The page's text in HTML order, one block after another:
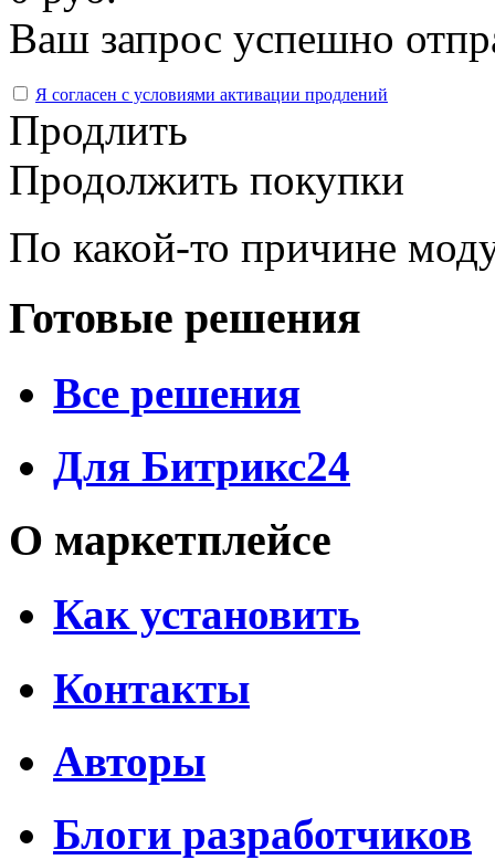
Ваш запрос успешно
Я согласен с условиями активации продлений
Продлить
Продолжить покупки
По какой-то причине
Готовые решения
Все решения
Для Битрикс24
О маркетплейсе
Как установить
Контакты
Авторы
Блоги разработчиков